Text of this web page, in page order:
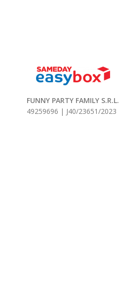
FUNNY PARTY FAMILY S.R.L.
49259696 | J40/23651/2023